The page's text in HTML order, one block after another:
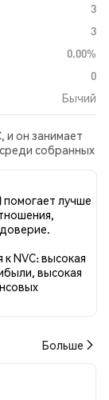
3
3
0.00%
0
Бычий
и он занимает
собранных
было
50.00%
0.00% твитов с
были
основаны
лучше
NVC: высокая
высокая
Больше